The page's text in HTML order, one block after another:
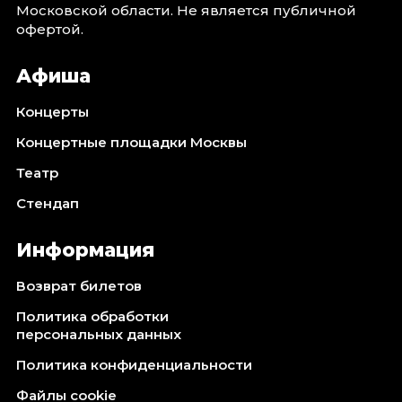
Октябрь 2026
Август 2026
Октябрь 2026
Сентябрь 2026
Ноябрь 2026
Декабрь 2026
Площадки
Московской области. Не является публичной
офертой.
Афиша
Концерты
Концертные площадки Москвы
Театр
Стендап
Информация
Возврат билетов
Политика обработки
персональных данных
Политика конфиденциальности
Файлы cookie